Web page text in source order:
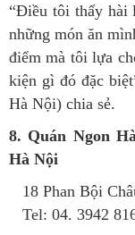
“Điều tôi thấy hài
những món ăn
điểm mà tôi lựa
kiện gì đó đặc
Hà Nội) chia sẻ.
8. Quán Ngon
Hà Nội
18 Phan Bội
Tel: 04. 3942